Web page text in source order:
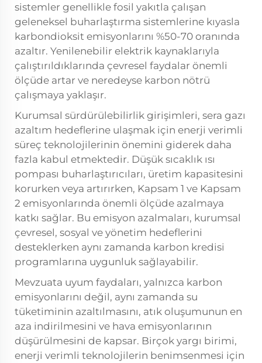
sistemler genellikle fosil yakıtla çalışan
geleneksel buharlaştırma sistemlerine kıyasla
karbondioksit emisyonlarını %50-70 oranında
azaltır. Yenilenebilir elektrik kaynaklarıyla
çalıştırıldıklarında çevresel faydalar önemli
ölçüde artar ve neredeyse karbon nötrü
çalışmaya yaklaşır.
Kurumsal sürdürülebilirlik girişimleri, sera gazı
azaltım hedeflerine ulaşmak için enerji verimli
süreç teknolojilerinin önemini giderek daha
fazla kabul etmektedir. Düşük sıcaklık ısı
pompası buharlaştırıcıları, üretim kapasitesini
korurken veya artırırken, Kapsam 1 ve Kapsam
2 emisyonlarında önemli ölçüde azalmaya
katkı sağlar. Bu emisyon azalmaları, kurumsal
çevresel, sosyal ve yönetim hedeflerini
desteklerken aynı zamanda karbon kredisi
programlarına uygunluk sağlayabilir.
Mevzuata uyum faydaları, yalnızca karbon
emisyonlarını değil, aynı zamanda su
tüketiminin azaltılmasını, atık oluşumunun en
aza indirilmesini ve hava emisyonlarının
düşürülmesini de kapsar. Birçok yargı birimi,
enerji verimli teknolojilerin benimsenmesi için